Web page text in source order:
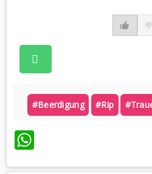
#beerdigung #rip
WhatsApp